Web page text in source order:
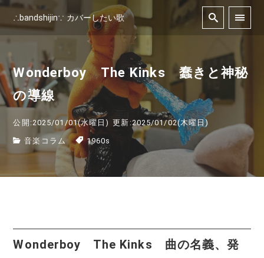
∴bandshijin∵ カバーしたい歌
Wonderboy The Kinks 蠢きと神秘
の導線
公開:2025/01/01(水曜日) 更新:2025/01/02(木曜日)
音楽コラム 1960s
Wonderboy The Kinks 曲の名義、発